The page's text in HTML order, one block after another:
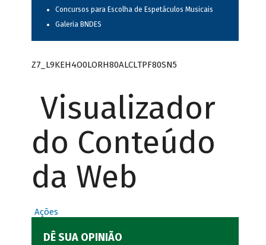
Concursos para Escolha de Espetáculos Musicais
Galeria BNDES
Z7_L9KEH4O0LORH80ALCLTPF80SN5
Visualizador
do Conteúdo
da Web
Ações
DÊ SUA OPINIÃO